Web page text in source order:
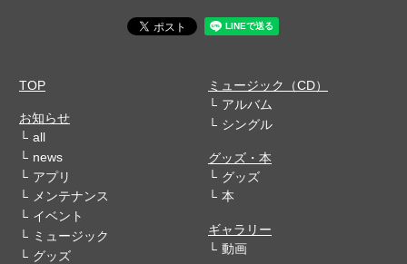
TOP
お知らせ
all
news
アプリ
メンテナンス
イベント
ミュージック
グッズ
ミュージック（CD）
アルバム
シングル
グッズ・本
グッズ
本
ギャラリー
動画